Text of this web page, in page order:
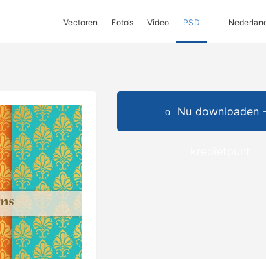
Vectoren Foto‘s Video PSD
Nu downloaden